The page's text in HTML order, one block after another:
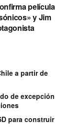
película
y Jim
a partir de
de excepción
para construir